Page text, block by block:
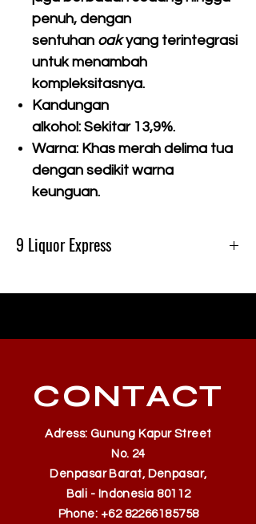
penuh, dengan
sentuhan oakyang terintegrasi
untuk menambah
kompleksitasnya.
Kandungan
alkohol: Sekitar 13,9%.
Warna: Khas merah delima tua
dengan sedikit warna
keunguan.
9 Liquor Express
dan Gratis Pengiriman Minimal belanja
CONTACT
Adress: Gunung Kapur Street
No. 24
Denpasar Barat, Denpasar,
Bali - Indonesia 80112
Phone: +62 82266185758